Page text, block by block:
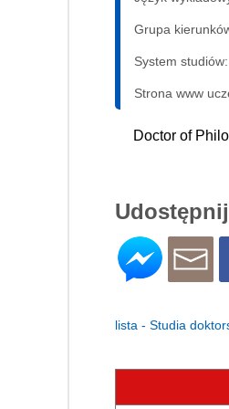
Grupa
System studiów:
Strona www
Doctor of
Udostępnij
lista - Studia